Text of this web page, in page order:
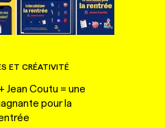
ET CRÉATIVITÉ
Jean Coutu = une
pour la